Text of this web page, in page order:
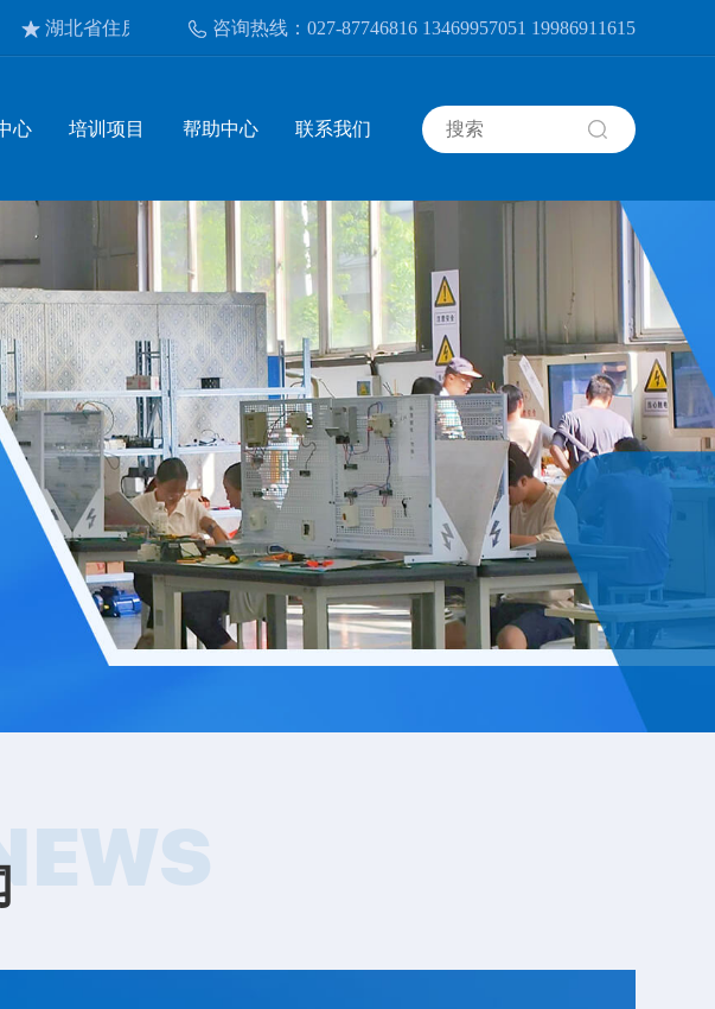
省住房和城乡建设厅认定培训机构 湖北省应急管理厅安全生产培训机构
咨询热线：027-87746816 13469957051 19986911615
心 培训项目 帮助中心 联系我们